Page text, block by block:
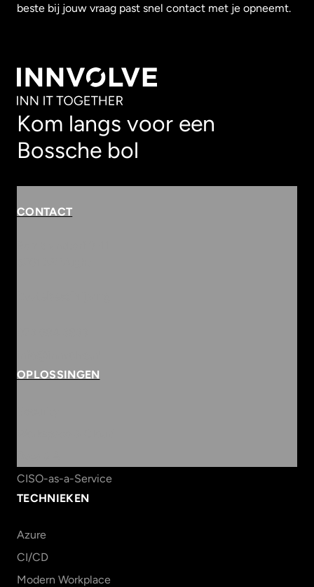
beste bij jouw vraag past snel contact met je opneemt.
Kom langs voor een
Bossche bol
CONTACT
OPLOSSINGEN
CISO-as-a-Service
TECHNIEKEN
Azure
CI/CD
Modern Workplace